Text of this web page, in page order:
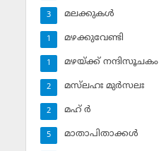
മലക്കുകള്‍
3
മഴക്കുവേണ്ടി
1
മഴയ്ക്ക് നന്ദിസൂചകം
1
മസ്‌ലഹഃ മുര്‍സലഃ
2
മഹ് ര്‍
2
മാതാപിതാക്കള്‍
5